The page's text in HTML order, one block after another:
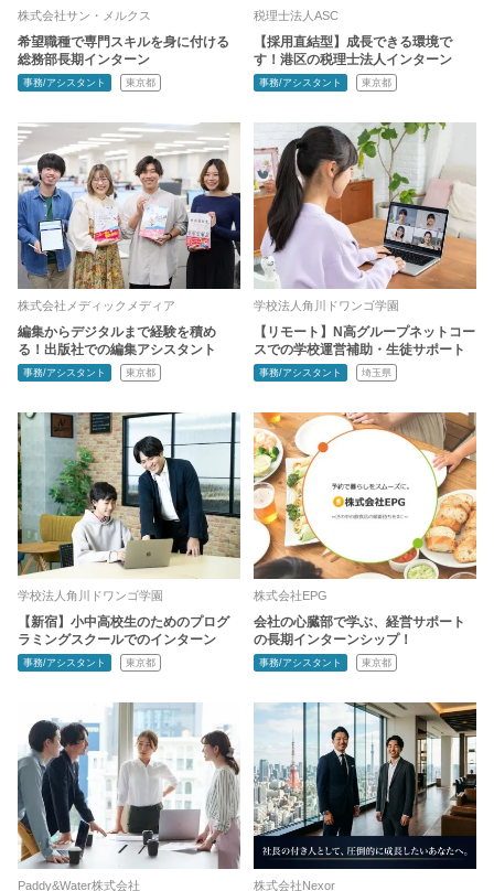
株式会社サン・メルクス
希望職種で専門スキルを身に付ける
総務部長期インターン
事務/アシスタント 東京都
税理士法人ASC
【採用直結型】成長できる環境で
す！港区の税理士法人インターン
事務/アシスタント 東京都
株式会社メディックメディア
編集からデジタルまで経験を積め
る！出版社での編集アシスタント
事務/アシスタント 東京都
学校法人角川ドワンゴ学園
【リモート】N高グループネットコー
スでの学校運営補助・生徒サポート
事務/アシスタント 埼玉県
学校法人角川ドワンゴ学園
【新宿】小中高校生のためのプログ
ラミングスクールでのインターン
事務/アシスタント 東京都
株式会社EPG
会社の心臓部で学ぶ、経営サポート
の長期インターンシップ！
事務/アシスタント 東京都
Paddy&Water株式会社 株式会社Nexor